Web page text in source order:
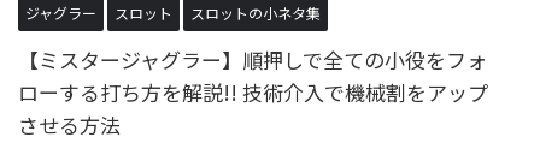
ジャグラー スロット スロットの小ネタ集
【ミスタージャグラー】順押しで全ての小役をフォ
ローする打ち方を解説!! 技術介入で機械割をアップ
させる方法